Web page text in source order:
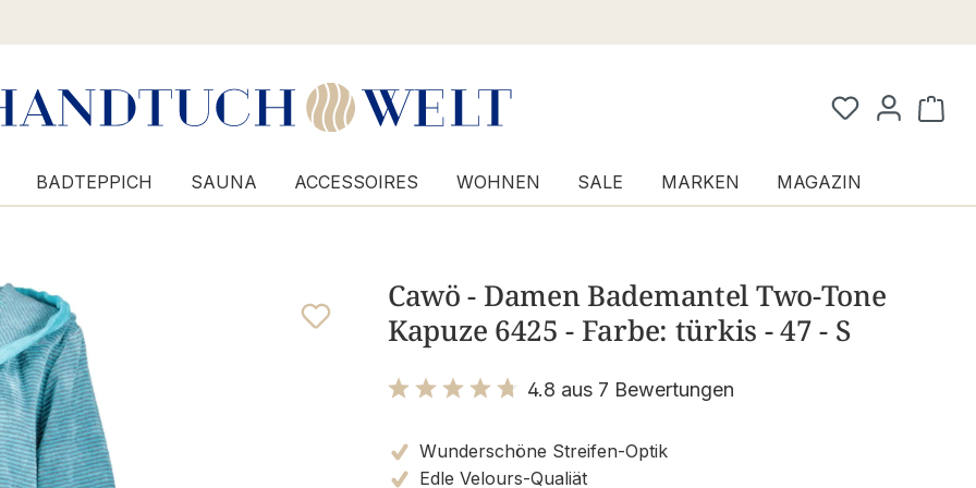
BADTEPPICH SAUNA ACCESSOIRES WOHNEN SALE MARKEN MAGAZIN
Cawö - Damen Bademantel Two-Tone
Kapuze 6425 - Farbe: türkis - 47 - S
4.8 aus 7 Bewertungen
Wunderschöne Streifen-Optik
Edle Velours-Qualiät